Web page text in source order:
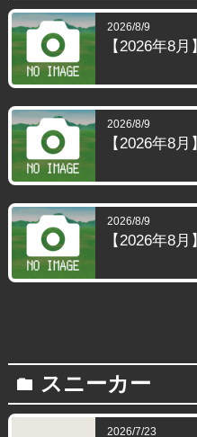
2026/8/9
【2026年8
2026/8/9
【2026年8
2026/8/9
【2026年8
folder スニーカー
2026/7/23